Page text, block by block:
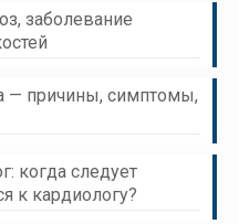
заболевание
— причины, симптомы,
когда следует
к кардиологу?